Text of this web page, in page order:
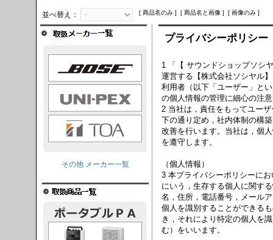
並べ替え： [ 商品名のみ ] [ 商品名と画像 ] [ 画像のみ ]
プライバシーポリシー
1 「【 サウンドショップソシ
運営する【株式会社ソシヤル
利用者（以下「ユーザー」と
の個人情報の管理に細心の注
2 当社は，責任をもってユー
下の通り定め，社内体制の構
改善を行います。当社は，個
を遵守します。
（個人情報）
3 本プライバシーポリシーに
にいう，生存する個人に関す
名，住所，電話番号，メール
個人を識別することができる
き，それにより特定の個人を
む）をいいます。
その他 メーカー一覧